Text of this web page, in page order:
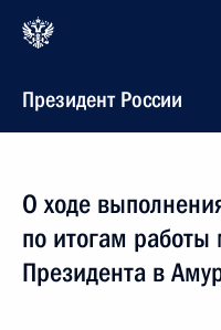
Президент России
О ходе
по итогам
Президента в